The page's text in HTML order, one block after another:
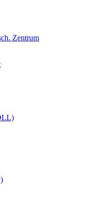
Zentrum